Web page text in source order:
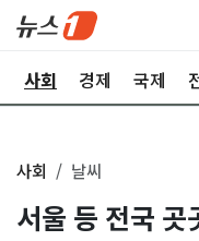
사회 경제 국제
사회 날씨
서울 등 전국